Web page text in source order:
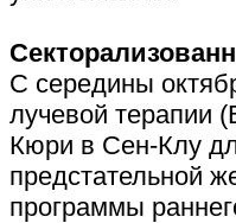
С середины
лучевой терапии
Кюри в Сен-Клу
предстательной
программы